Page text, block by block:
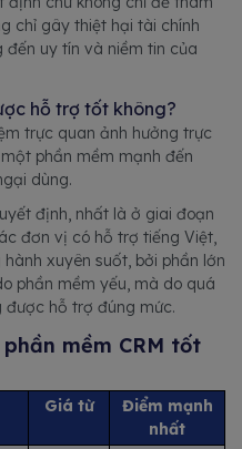
chỉ gây thiệt hại tài chính
uy tín và niềm tin của
hỗ trợ tốt không?
trực quan ảnh hưởng trực
phần mềm mạnh đến
dùng.
định, nhất là ở giai đoạn
đơn vị có hỗ trợ tiếng Việt,
xuyên suốt, bởi phần lớn
phần mềm yếu, mà do quá
được hỗ trợ đúng mức.
mềm CRM tốt
Giá từ
Điểm mạnh
nhất